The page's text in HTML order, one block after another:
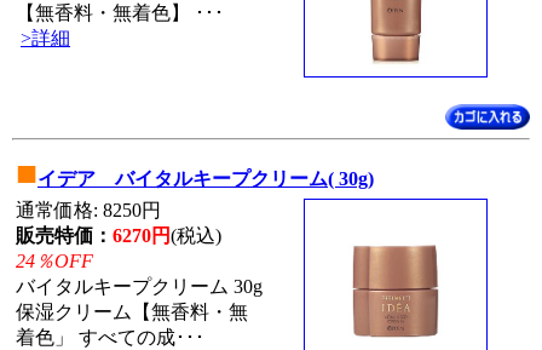
【無香料・無着色】 ･･･
>詳細
■イデア バイタルキープクリーム( 30g)
通常価格: 8250円
販売特価： 6270円(税込)
24％OFF
バイタルキープクリーム 30g
保湿クリーム【無香料・無
着色」 すべての成･･･